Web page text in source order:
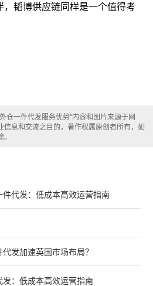
，韬博供应链同样是一个值得考
仓一件代发服务优势"内容和图片来源于网
息和交流之目的，著作权属原创者所有，如
代发：低成本高效运营指南
发加速英国市场布局？
：低成本高效运营指南